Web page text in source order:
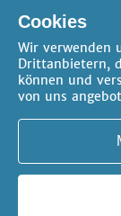
Kosten:
Cookies
Wir verwenden
Drittanbietern,
können und
von uns